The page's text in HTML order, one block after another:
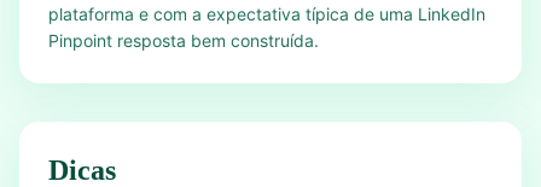
plataforma e com a expectativa típica de uma LinkedIn
Pinpoint resposta bem construída.
Dicas